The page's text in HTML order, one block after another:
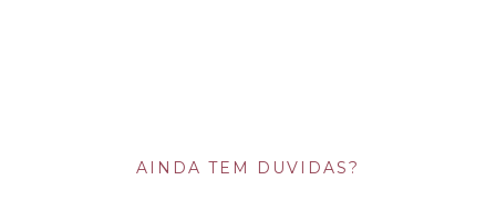
AINDA TEM DUVIDAS?